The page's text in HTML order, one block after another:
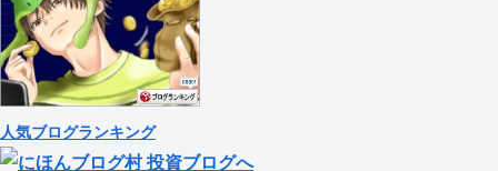
人気ブログランキング